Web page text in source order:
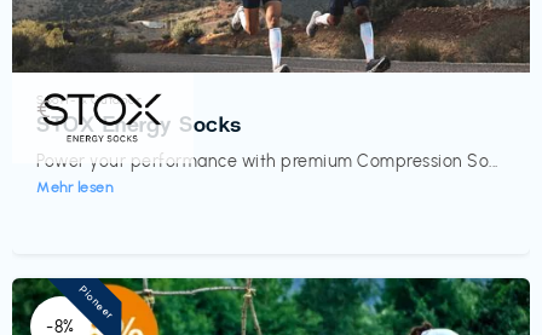
Sport- & Outdoor
STOX Energy Socks
Power your performance with premium Compression So...
Mehr lesen
€‎
-8%
Pioneer